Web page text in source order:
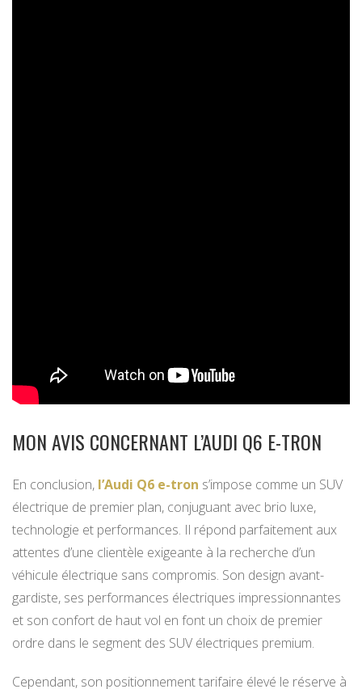
MON AVIS CONCERNANT L’AUDI Q6 E-TRON
En conclusion, l’Audi Q6 e-tron s’impose comme un SUV
électrique de premier plan, conjuguant avec brio luxe,
technologie et performances. Il répond parfaitement aux
attentes d’une clientèle exigeante à la recherche d’un
véhicule électrique sans compromis. Son design avant-
gardiste, ses performances électriques impressionnantes
et son confort de haut vol en font un choix de premier
ordre dans le segment des SUV électriques premium.
Cependant, son positionnement tarifaire élevé le réserve à